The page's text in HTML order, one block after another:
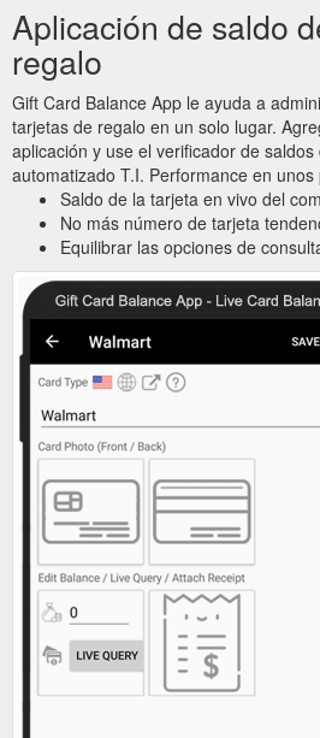
Aplicación de saldo
regalo
Gift Card Balance App le ayuda a
tarjetas de regalo en un solo lugar.
aplicación y use el verificador de
automatizado T.I. Performance en unos
Saldo de la tarjeta en vivo del
No más número de tarjeta
Equilibrar las opciones de